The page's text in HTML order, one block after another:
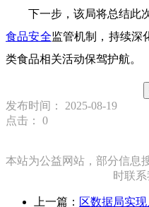
下一步，该局将总结此
食品安全监管机制，持续深
类食品相关活动保驾护航。
发布时间： 2025-08-19
点击： 0
本站为公益网站，部分信息
时联系
上一篇： 区数据局实